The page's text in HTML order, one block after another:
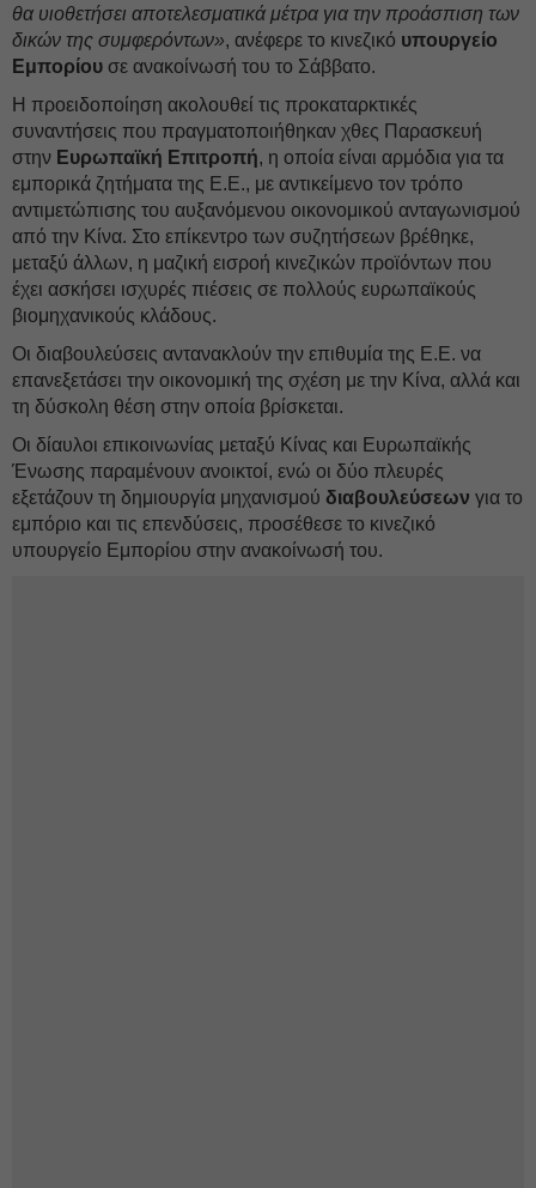
θα υιοθετήσει αποτελεσματικά μέτρα για την προάσπιση των
δικών της συμφερόντων», ανέφερε το κινεζικό υπουργείο
Εμπορίου σε ανακοίνωσή του το Σάββατο.
Η προειδοποίηση ακολουθεί τις προκαταρκτικές
συναντήσεις που πραγματοποιήθηκαν χθες Παρασκευή
στην Ευρωπαϊκή Επιτροπή, η οποία είναι αρμόδια για τα
εμπορικά ζητήματα της Ε.Ε., με αντικείμενο τον τρόπο
αντιμετώπισης του αυξανόμενου οικονομικού ανταγωνισμού
από την Κίνα. Στο επίκεντρο των συζητήσεων βρέθηκε,
μεταξύ άλλων, η μαζική εισροή κινεζικών προϊόντων που
έχει ασκήσει ισχυρές πιέσεις σε πολλούς ευρωπαϊκούς
βιομηχανικούς κλάδους.
Οι διαβουλεύσεις αντανακλούν την επιθυμία της Ε.Ε. να
επανεξετάσει την οικονομική της σχέση με την Κίνα, αλλά και
τη δύσκολη θέση στην οποία βρίσκεται.
Οι δίαυλοι επικοινωνίας μεταξύ Κίνας και Ευρωπαϊκής
Ένωσης παραμένουν ανοικτοί, ενώ οι δύο πλευρές
εξετάζουν τη δημιουργία μηχανισμού διαβουλεύσεων για το
εμπόριο και τις επενδύσεις, προσέθεσε το κινεζικό
υπουργείο Εμπορίου στην ανακοίνωσή του.